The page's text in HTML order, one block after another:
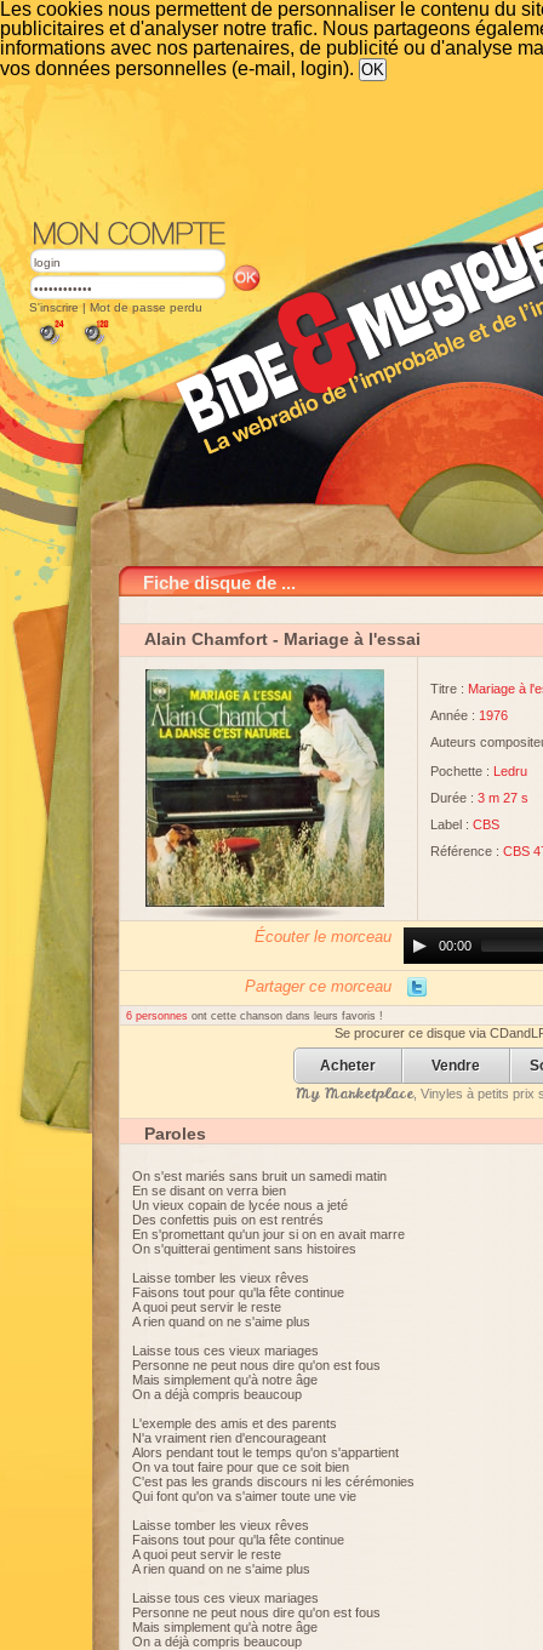
Les cookies nous permettent de personnaliser le contenu du
publicitaires et d'analyser notre trafic. Nous partageons
informations avec nos partenaires, de publicité ou d'analyse
vos données personnelles (e-mail, login).
S'inscrire | Mot de passe perdu
Fiche disque de ...
Alain Chamfort - Mariage à l'essai
Titre : Mariage à
Année : 1976
Auteurs
Pochette : Ledru
Durée : 3 m 27 s
Label : CBS
Référence : CBS
Écouter le morceau
Player00:00
Partager ce morceau
6 personnes ont cette chanson dans leurs favoris !
Se procurer ce disque via
Acheter Vendre
My Marketplace, Vinyles à petits prix
Paroles
On s'est mariés sans bruit un samedi matin
En se disant on verra bien
Un vieux copain de lycée nous a jeté
Des confettis puis on est rentrés
En s'promettant qu'un jour si on en avait marre
On s'quitterai gentiment sans histoires
Laisse tomber les vieux rêves
Faisons tout pour qu'la fête continue
A quoi peut servir le reste
A rien quand on ne s'aime plus
Laisse tous ces vieux mariages
Personne ne peut nous dire qu'on est fous
Mais simplement qu'à notre âge
On a déjà compris beaucoup
L'exemple des amis et des parents
N'a vraiment rien d'encourageant
Alors pendant tout le temps qu'on s'appartient
On va tout faire pour que ce soit bien
C'est pas les grands discours ni les cérémonies
Qui font qu'on va s'aimer toute une vie
Laisse tomber les vieux rêves
Faisons tout pour qu'la fête continue
A quoi peut servir le reste
A rien quand on ne s'aime plus
Laisse tous ces vieux mariages
Personne ne peut nous dire qu'on est fous
Mais simplement qu'à notre âge
On a déjà compris beaucoup